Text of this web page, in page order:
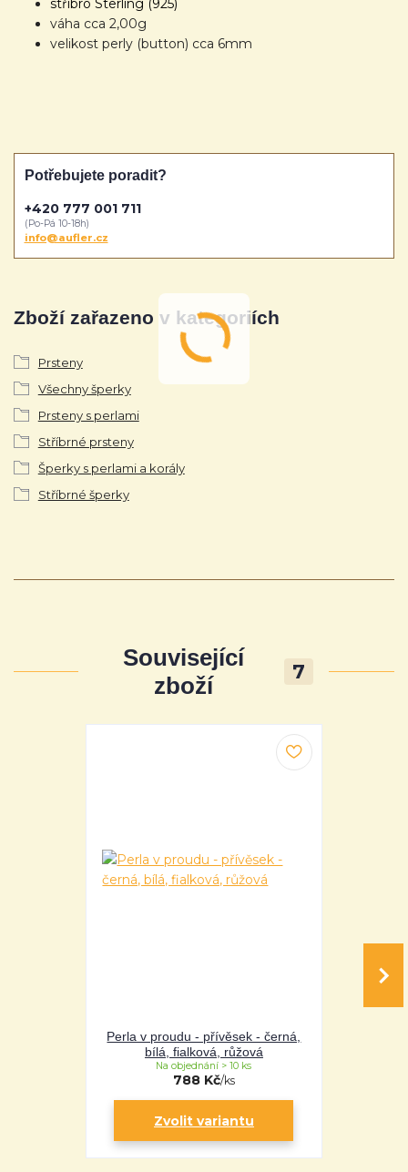
stříbro Sterling (925)
váha cca 2,00g
velikost perly (button) cca 6mm
Zboží zařazeno v kategoriích
Prsteny
Všechny šperky
Prsteny s perlami
Stříbrné prsteny
Šperky s perlami a korály
Stříbrné šperky
Potřebujete poradit?
+420 777 001 711
(Po-Pá 10-18h)
info@aufler.cz
Související
zboží
7
Perla v proudu - přívěsek - černá,
bílá, fialková, růžová
788 Kč/ks
Na objednání > 10 ks
Zvolit variantu